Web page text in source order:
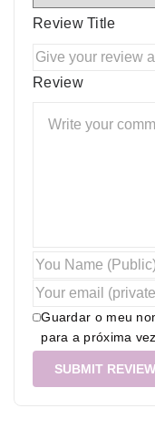
Review Title
Review
Guardar o meu
para a próxima